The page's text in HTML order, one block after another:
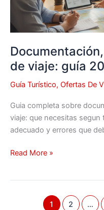
de viaje: guía
Guía Turístico, Ofertas De
Guia completa sobre
viaje: que necesitas
adecuado y errores que
2026
Read More »
1 2 …